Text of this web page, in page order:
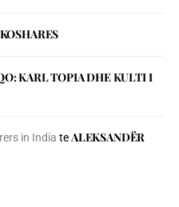
KARL TOPIA DHE KULTI I
in India teALEKSANDËR